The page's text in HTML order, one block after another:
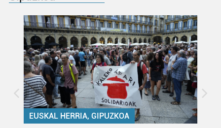
EUSKAL HERRIA, GIPUZKOA